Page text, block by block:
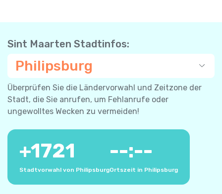
Sint Maarten Stadtinfos:
Philipsburg
Überprüfen Sie die Ländervorwahl und Zeitzone der
Stadt, die Sie anrufen, um Fehlanrufe oder
ungewolltes Wecken zu vermeiden!
+1721
Stadtvorwahl von Philipsburg
--:--
Ortszeit in Philipsburg